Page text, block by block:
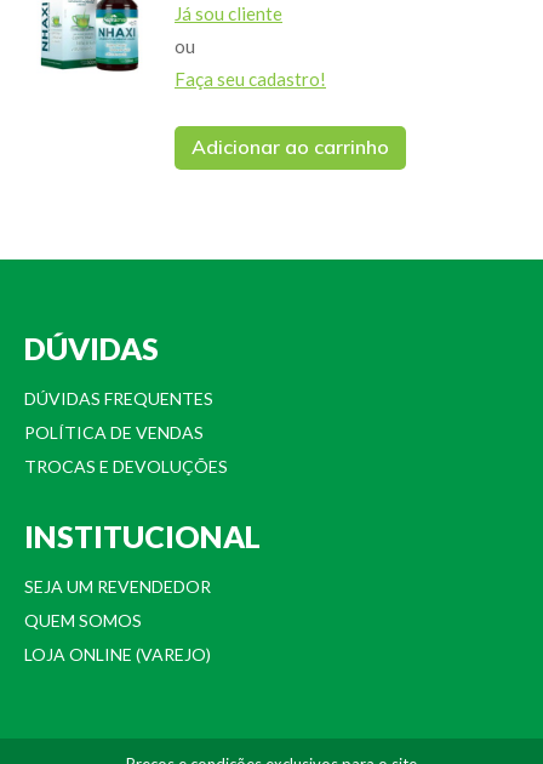
Já sou cliente
ou
Faça seu cadastro!
Adicionar ao carrinho
DÚVIDAS
DÚVIDAS FREQUENTES
POLÍTICA DE VENDAS
TROCAS E DEVOLUÇÕES
INSTITUCIONAL
SEJA UM REVENDEDOR
QUEM SOMOS
LOJA ONLINE (VAREJO)